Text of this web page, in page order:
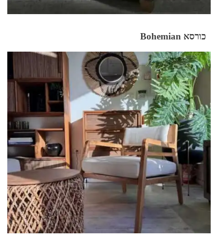
כורסא Bohemian